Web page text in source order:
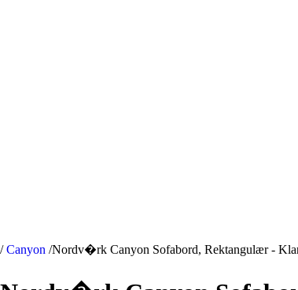
/ Canyon /Nordv�rk Canyon Sofabord, Rektangulær -